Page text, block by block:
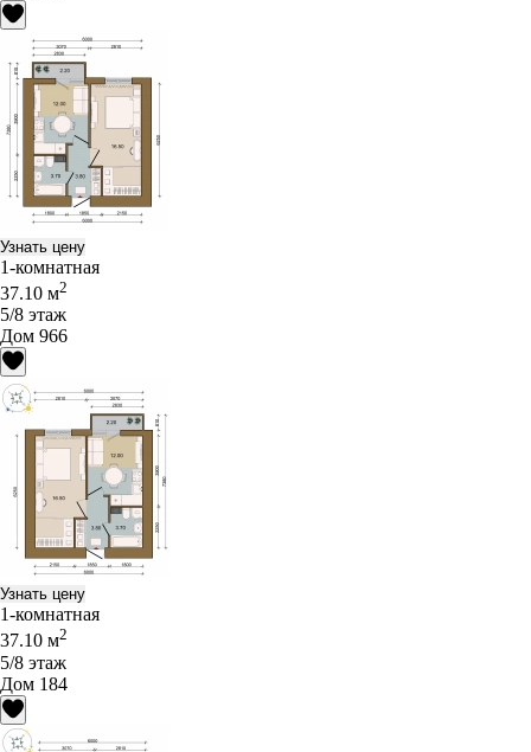
Узнать цену
1-комнатная
37.10 м2
5/8 этаж
Дом 966
Узнать цену
1-комнатная
37.10 м2
5/8 этаж
Дом 184